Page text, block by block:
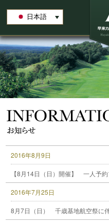
日本語
2016年8月9日
【8月14日（日）開催】 一人予
2016年7月25日
8月7日（日） 千歳基地航空祭に